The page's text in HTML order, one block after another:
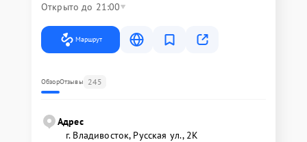
Открыто до 21:00
Маршрут
ОбзорОтзывы 245
Адрес
г. Владивосток, Русская ул., 2К